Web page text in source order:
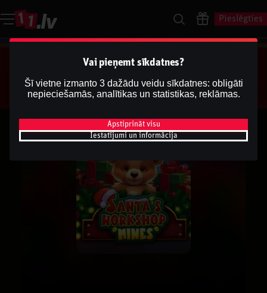
Pieslēgties
Vai pieņemt sīkdatnes?
Šī vietne izmanto 3 dažādu veidu sīkdatnes: obligāti
nepieciešamās, analītikas un statistikas, reklāmas.
Apstiprināt visu
Iestatījumi un informācija